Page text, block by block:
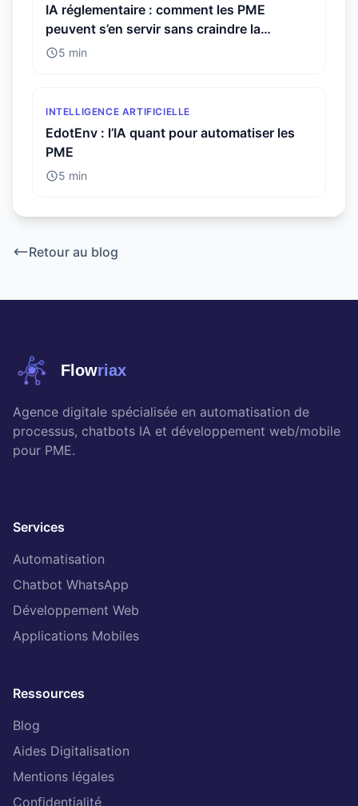
IA réglementaire : comment les PME
peuvent s’en servir sans craindre la
conformité
5 min
INTELLIGENCE ARTIFICIELLE
EdotEnv : l’IA quant pour automatiser les
PME
5 min
Retour au blog
Flowriax
Agence digitale spécialisée en automatisation de
processus, chatbots IA et développement web/mobile
pour PME.
Services
Automatisation
Chatbot WhatsApp
Développement Web
Applications Mobiles
Ressources
Blog
Aides Digitalisation
Mentions légales
Confidentialité